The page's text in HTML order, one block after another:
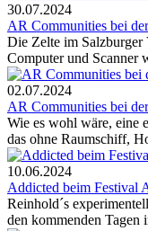
30.07.2024
AR Communities bei
Die Zelte im Salzburger
Computer und Scanner
02.07.2024
AR Communities bei
Wie es wohl wäre, eine
das ohne Raumschiff,
10.06.2024
Addicted beim Festival
Reinhold´s
den kommenden Tagen